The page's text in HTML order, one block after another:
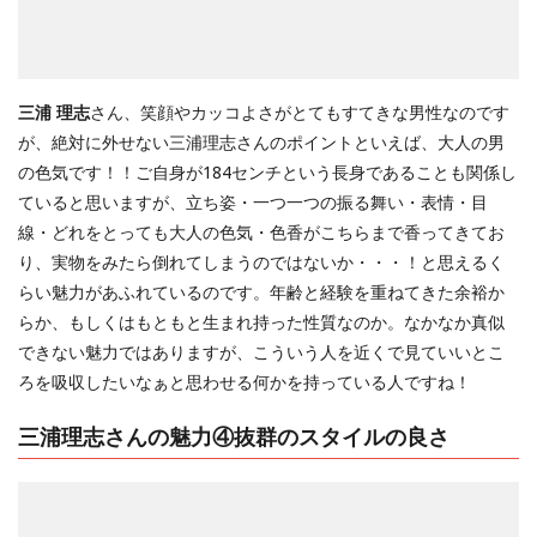
三浦 理志さん、笑顔やカッコよさがとてもすてきな男性なのです
が、絶対に外せない三浦理志さんのポイントといえば、大人の男
の色気です！！ご自身が184センチという長身であることも関係し
ていると思いますが、立ち姿・一つ一つの振る舞い・表情・目
線・どれをとっても大人の色気・色香がこちらまで香ってきてお
り、実物をみたら倒れてしまうのではないか・・・！と思えるく
らい魅力があふれているのです。年齢と経験を重ねてきた余裕か
らか、もしくはもともと生まれ持った性質なのか。なかなか真似
できない魅力ではありますが、こういう人を近くで見ていいとこ
ろを吸収したいなぁと思わせる何かを持っている人ですね！
三浦理志さんの魅力④抜群のスタイルの良さ